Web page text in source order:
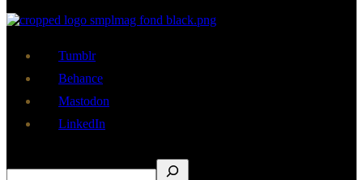
Tumblr
Behance
Mastodon
LinkedIn